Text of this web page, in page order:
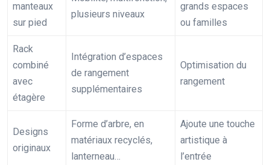
manteaux
sur pied
plusieurs niveaux
grands espaces
ou familles
Rack
combiné
avec
étagère
Intégration d’espaces
de rangement
supplémentaires
Optimisation du
rangement
Designs
originaux
Forme d’arbre, en
matériaux recyclés,
lanterneau…
Ajoute une touche
artistique à
l’entrée